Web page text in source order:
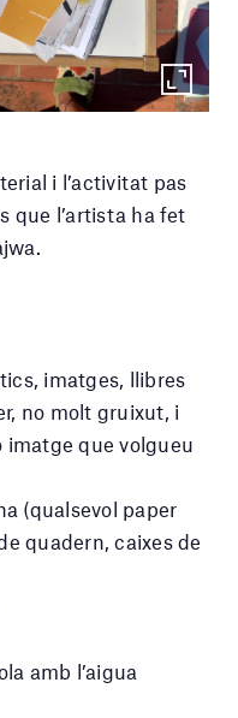
i l’activitat pas
que l’artista ha fet
imatges, llibres
no molt gruixut, i
que volgueu
(qualsevol paper
quadern, caixes de
amb l’aigua